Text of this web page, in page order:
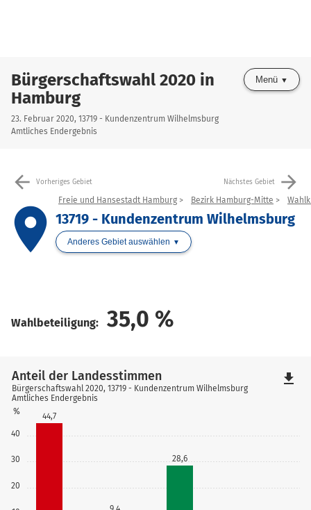
Bürgerschaftswahl 2020 in
Hamburg
23. Februar 2020, 13719 - Kundenzentrum Wilhelmsburg
Amtliches Endergebnis
Menü
arrow_back Vorheriges Gebiet Nächstes Gebiet arrow_forward
place
Freie und Hansestadt Hamburg Bezirk Hamburg-Mitte
13719 - Kundenzentrum Wilhelmsburg
Anderes Gebiet auswählen
Wahlbeteiligung: 35,0 %
20
30
40
%
44,7
28,6
Anteil der Landesstimmen
Bürgerschaftswahl 2020, 13719 - Kundenzentrum Wilhelmsburg
Amtliches Endergebnis
file_download